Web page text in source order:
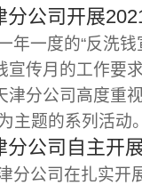
公司开展
年一度的“反洗
宣传月的工作要
津分公司高度重
主题的系列活动。
分公司自主开
分公司在扎实开